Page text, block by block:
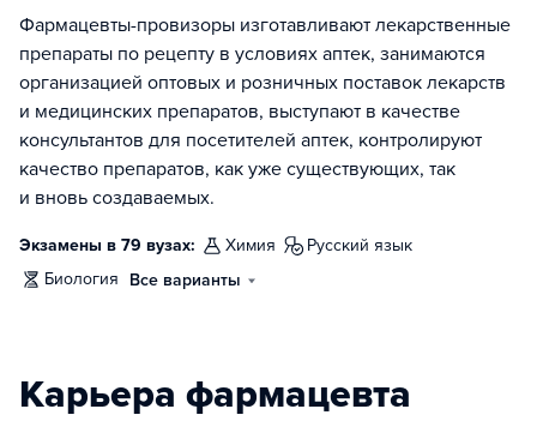
Фармацевты-провизоры изготавливают лекарственные
препараты по рецепту в условиях аптек, занимаются
организацией оптовых и розничных поставок лекарств
и медицинских препаратов, выступают в качестве
консультантов для посетителей аптек, контролируют
качество препаратов, как уже существующих, так
и вновь создаваемых.
Экзамены в 79 вузах: химия
русский язык
биология
Все варианты
Карьера фармацевта